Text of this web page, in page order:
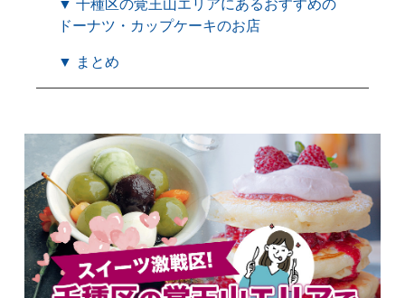
▼ 千種区の覚王山エリアにあるおすすめの
ドーナツ・カップケーキのお店
▼ まとめ